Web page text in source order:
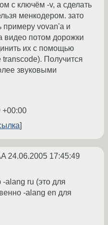
с ключём -v, а сделать
менкодером. зато
примеру vovan'a и
видео потом дорожки
их с помощью
transcode). Получится
звуковыми
+00:00
24.06.2005 17:45:49
ru (это для
-alang en для